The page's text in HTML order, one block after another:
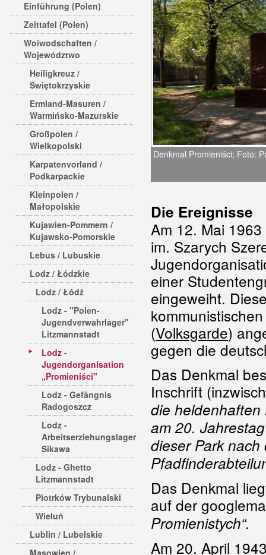
Einführung (Polen)
Zeittafel (Polen)
Woiwodschaften /
Województwo
Heiligkreuz /
Swiętokrzyskie
Ermland-Masuren /
Warmińsko-Mazurskie
Großpolen /
Wielkopolski
Karpatenvorland /
Podkarpackie
Kleinpolen /
Małopolskie
Kujawien-Pommern /
Kujawsko-Pomorskie
Lebus / Lubuskie
Lodz / Łódzkie
Lodz / Łódź
Lodz - "Polen-
Jugendverwahrlager"
Litzmannstadt
Lodz -
Jugendorganisation
„Promieniści"
Lodz - Gefängnis
Radogoszcz
Lodz -
Arbeitserziehungslager
Sikawa
Lodz - Ghetto
Litzmannstadt
Piotrków Trybunalski
Wieluń
Lublin / Lubelskie
Masowien /
Denkmal Promieniści; Foto:
Die Ereignisse
Am 12. Mai
im. Szarych
einer
eingeweiht.
(Volksgarde)
gegen die
Das Denkmal
Inschrift
die
am 20.
dieser Park
Das Denkmal
auf der
Promienistych“.
Am 20. April